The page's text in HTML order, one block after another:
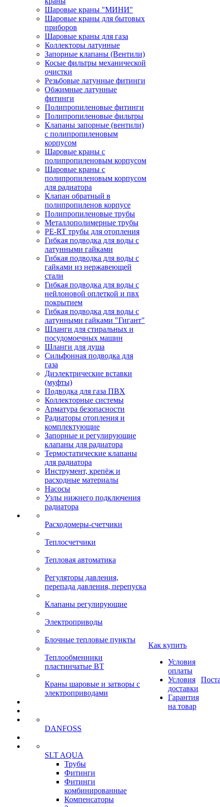
Шаровые краны "МИНИ"
Шаровые краны для бытовых
приборов
Шаровые краны для газа
Коллекторы латунные
Запорные клапаны (Вентили)
Косые фильтры механической
очистки
Резьбовые латунные фитинги
Обжимные латунные
фитинги
Полипропиленовые фитинги
Полипропиленовые фильтры
Клапаны запорные (вентили)
с полипропиленовым
корпусом
Шаровые краны с
полипропиленовым корпусом
Шаровые краны с
полипропиленовым корпусом
для радиатора
Клапан обратный в
полипропиленов корпусе
Полипропиленовые трубы
Металлополимерные трубы
PE-RT трубы для отопления
Гибкая подводка для воды с
латунными гайками
Гибкая подводка для воды с
гайками из нержавеющей
стали
Гибкая подводка для воды с
нейлоновой оплеткой и пвх
покрытием
Гибкая подводка для воды с
латунными гайками "Гигант"
Шланги для стиральных и
посудомоечных машин
Шланги для душа
Сильфонная подводка для
газа
Диэлектрические вставки
(муфты)
Подводка для газа ПВХ
Коллекторные системы
Арматура безопасности
Радиаторы отопления и
комплектующие
Запорные и регулирующие
клапаны для радиатора
Термостатические клапаны
для радиатора
Инструмент, крепёж и
расходные материалы
Насосы
Узлы нижнего подключения
радиатора
Расходомеры-счетчики
Теплосчетчики
Тепловая автоматика
Регуляторы давления,
перепада давления, перепуска
Клапаны регулирующие
Электроприводы
Блочные тепловые пункты
Теплообменники
пластинчатые ВТ
Краны шаровые и затворы с
электроприводами
DANFOSS
SLT AQUA
Трубы
Фитинги
Фитинги
комбинированные
Компенсаторы
Как купить
Условия
оплаты
Условия
доставки
Гарантия
на товар